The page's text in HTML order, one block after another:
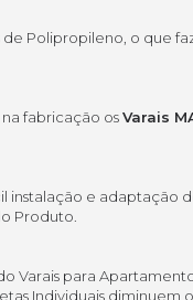
Polipropileno, o que
fabricação osVarais
instalação e adaptação
Produto.
Varais para
Individuais diminuem